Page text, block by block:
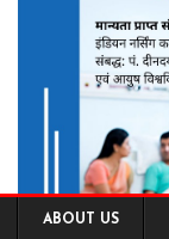
ABOUT US